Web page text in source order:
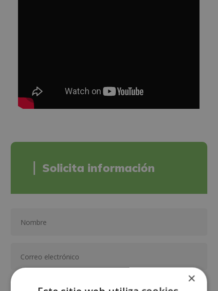
Solicita información
×